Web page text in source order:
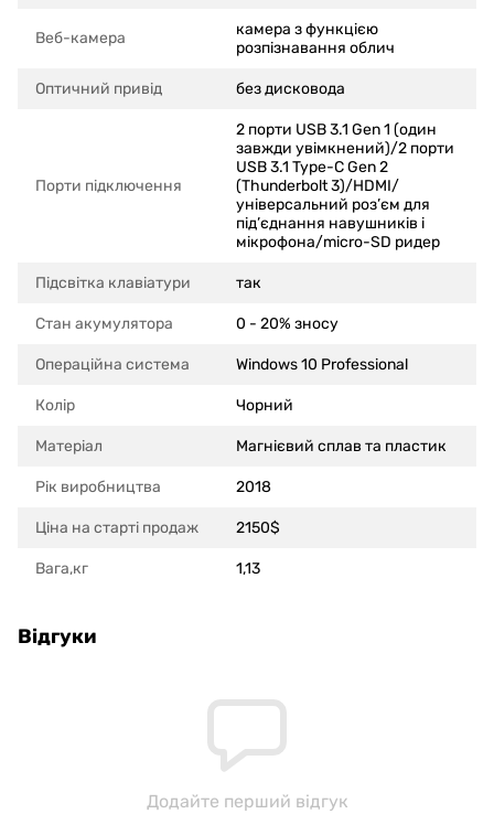
Веб-камера
камера з функцією
розпізнавання облич
Оптичний привід без дисковода
Порти підключення
2 порти USB 3.1 Gen 1 (один
завжди увімкнений)/2 порти
USB 3.1 Type-C Gen 2
(Thunderbolt 3)/HDMI/
універсальний роз’єм для
під’єднання навушників і
мікрофона/micro-SD ридер
Підсвітка клавіатури так
Стан акумулятора 0 - 20% зносу
Операційна система Windows 10 Professional
Колір Чорний
Матеріал Магнієвий сплав та пластик
Рік виробництва 2018
Ціна на старті продаж 2150$
Вага,кг 1,13
Відгуки
Додайте перший відгук